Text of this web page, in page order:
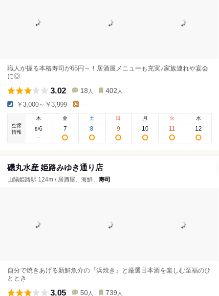
職人が握る本格寿司が65円～！居酒屋メニューも充実♪家族連れや宴会
に◎
3.02 18 人 402 人
￥3,000～￥3,999 -
空席
情報
木
8/6
金
7
土
8
日
9
月
10
火
11
水
12
磯丸水産 姫路みゆき通り店
山陽姫路駅 124m / 居酒屋、海鮮、 寿司
自分で焼きあげる新鮮魚介の『浜焼き』と厳選日本酒を楽しむ至福のひ
ととき
3.05 50 人 739 人